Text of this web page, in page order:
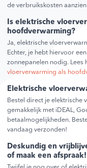
de verbruikskosten
Is elektrische
hoofdverwarming?
Ja, elektrische
Echter, je hebt hiervoor
zonnepanelen nodig.
vloerverwarming als
Elektrische
Bestel direct je elektrische
gemakkelijk met iDEAL,
betaalmogelijkheden.
vandaag verzonden!
Deskundig en
of maak een afspraak!